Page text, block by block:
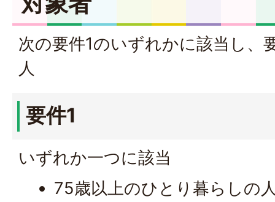
次の要件1のいずれかに該当し、
人
要件1
いずれか一つに該当
75歳以上のひとり暮らしの